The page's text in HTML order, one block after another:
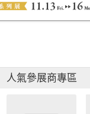
人氣參展商專區